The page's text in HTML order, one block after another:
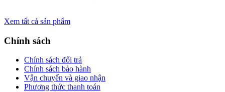
Xem tất cả sản phẩm
Chính sách
Chính sách đổi trả
Chính sách bảo hành
Vận chuyển và giao nhận
Phương thức thanh toán